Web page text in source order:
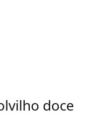
doce